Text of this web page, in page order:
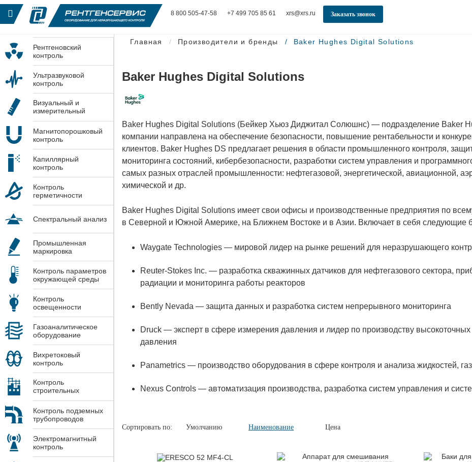
8 800 505-47-58 +7 499 705 85 61 xrs@xrs.ru Заказать звонок
Рентгеновский
контроль
Ультразвуковой
контроль
Визуальный и
измерительный
Магнитопорошковый
контроль
Капиллярный
контроль
Контроль
герметичности
Спектральный анализ
Промышленная
маркировка
Контроль параметров
окружающей среды
Контроль
освещенности
Газоаналитическое
оборудование
Вихретоковый
контроль
Контроль
строительных
Контроль подземных
трубопроводов
Электромагнитный
контроль
Главная Производители и бренды Baker Hughes Digital Solutions
Baker Hughes Digital Solutions
Baker Hughes Digital Solutions (Бейкер Хьюз Диджитал Солюшнс) — подразделение Baker
компании направлена на обеспечение безопасности, повышение рентабельности и
клиентов. Baker Hughes DS предлагает решения в области промышленного контроля,
мониторинга состояний, кибербезопасности, разработки систем управления и
самых разных отраслей промышленности: нефтегазовой, энергетической, авиационной,
химической и др.
Baker Hughes Digital Solutions имеет свои офисы и производственные предприятия по
в Северной и Южной Америке, на Ближнем Востоке и в Азии. Включает в себя следующие
Waygate Technologies — мировой лидер на рынке решений для неразрушающего
Reuter-Stokes Inc. — разработка скважинных датчиков для нефтегазового сектора,
радиации и мониторинга работы реакторов
Bently Nevada — защита данных и разработка систем непрерывного мониторинга
Druck — эксперт в сфере измерения давления и лидер по производству
давления
Panametrics — производство оборудования в сфере контроля и анализа жидкостей,
Nexus Controls — автоматизация производства, разработка систем управления и
Сортировать по: Умолчанию Наименование Цена